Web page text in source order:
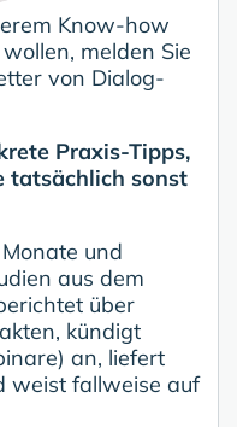
Know-how
melden Sie
von Dialog-
Praxis-Tipps,
tatsächlich sonst
und
aus dem
über
kündigt
an, liefert
weist fallweise auf